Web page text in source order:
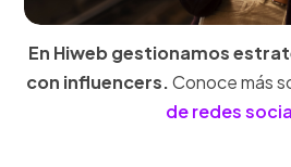
En Hiweb gestionamos
con influencers.Conoce más
de redes